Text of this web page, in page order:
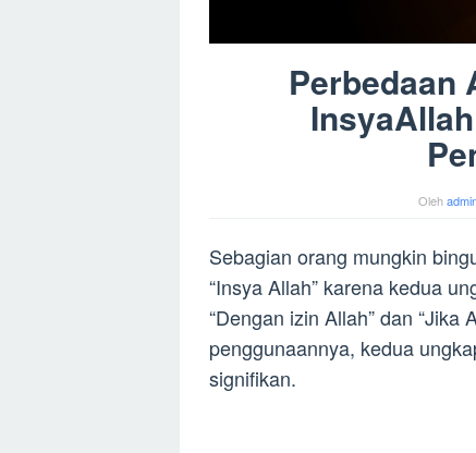
Perbedaan
Oleh
Sebagian orang mungkin
“Insya Allah” karena kedua
“Dengan izin Allah” dan “Jika
penggunaannya, kedua
signifikan.